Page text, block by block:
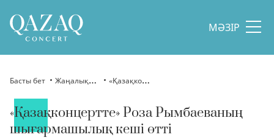
МӘЗІР
Басты бет Жаңалықтар «Қазақконцертте» Роза Рымбаеваның шығармашылық кеші өтті
«Қазақконцертте» Роза Рымбаеваның
шығармашылық кеші өтті